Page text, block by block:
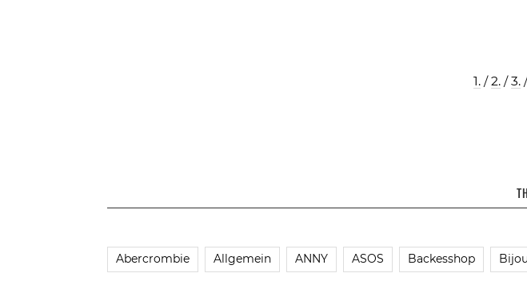
1. /2. /3.
Abercrombie Allgemein ANNY ASOS Backesshop